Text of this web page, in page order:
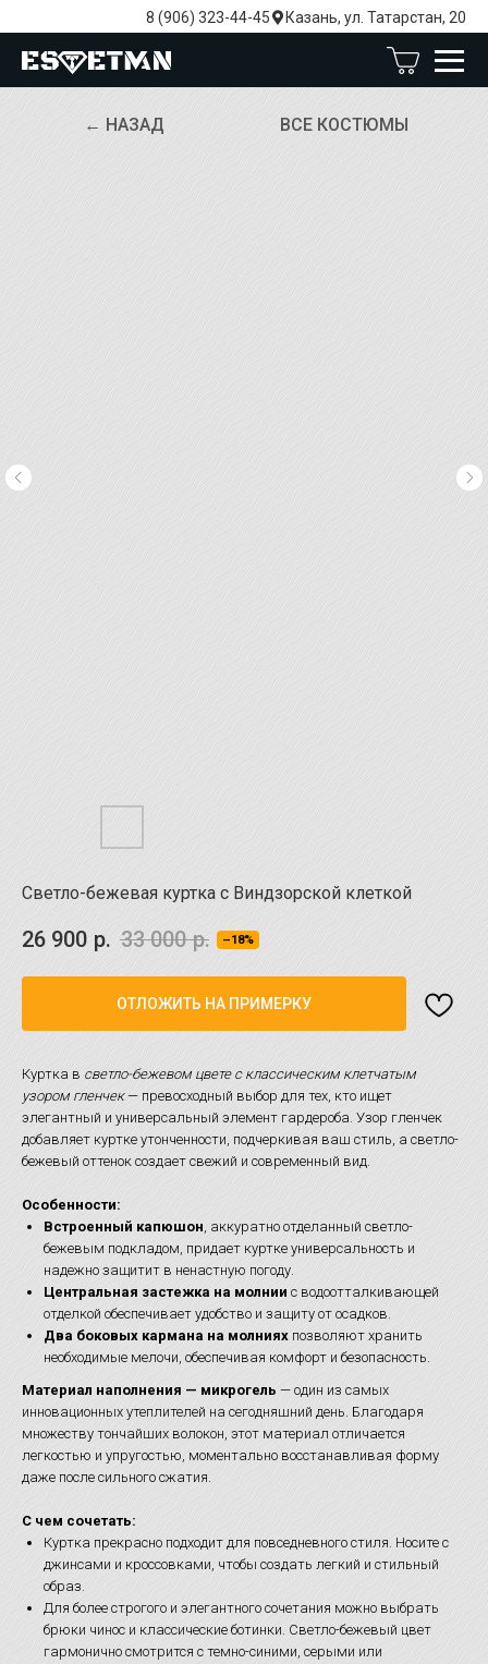
8 (906) 323-44-45 Казань, ул. Татарстан, 20
ВСЕ КОСТЮМЫ
← НАЗАД
Светло-бежевая куртка с Виндзорской клеткой
26 900 р. 33 000 р. –18%
ОТЛОЖИТЬ НА ПРИМЕРКУ
Куртка в светло-бежевом цвете с классическим клетчатым
узором гленчек— превосходный выбор для тех, кто ищет
элегантный и универсальный элемент гардероба. Узор гленчек
добавляет куртке утонченности, подчеркивая ваш стиль, а светло-
бежевый оттенок создает свежий и современный вид.
Особенности:
Встроенный капюшон, аккуратно отделанный светло-
бежевым подкладом, придает куртке универсальность и
надежно защитит в ненастную погоду.
Центральная застежка на молнии с водоотталкивающей
отделкой обеспечивает удобство и защиту от осадков.
Два боковых кармана на молниях позволяют хранить
необходимые мелочи, обеспечивая комфорт и безопасность.
Материал наполнения — микрогель — один из самых
инновационных утеплителей на сегодняшний день. Благодаря
множеству тончайших волокон, этот материал отличается
легкостью и упругостью, моментально восстанавливая форму
даже после сильного сжатия.
С чем сочетать:
Куртка прекрасно подходит для повседневного стиля. Носите с
джинсами и кроссовками, чтобы создать легкий и стильный
образ.
Для более строгого и элегантного сочетания можно выбрать
брюки чинос и классические ботинки. Светло-бежевый цвет
гармонично смотрится с темно-синими, серыми или